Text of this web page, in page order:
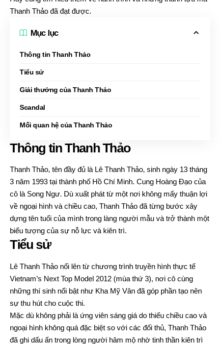
Thanh Thảo đã đạt được.
Mục lục
Thông tin Thanh Thảo
Tiểu sử
Giải thưởng của Thanh Thảo
Scandal
Mối quan hệ của Thanh Thảo
Thông tin Thanh Thảo
Thanh Thảo, tên đầy đủ là Lê Thanh Thảo, sinh ngày 13 tháng
3 năm 1993 tại thành phố Hồ Chí Minh. Cung Hoàng Đạo của
cô là Song Ngư. Dù xuất phát từ một nơi không mấy thuận lợi
về ngoại hình và chiều cao, Thanh Thảo đã từng bước xây
dựng tên tuổi của mình trong làng người mẫu và trở thành một
biểu tượng của sự nỗ lực và kiên trì.
Tiểu sử
Lê Thanh Thảo nổi lên từ chương trình truyền hình thực tế
Vietnam’s Next Top Model 2012 (mùa thứ 3), nơi cô cùng
những thí sinh nổi bật như Kha Mỹ Vân đã góp phần tạo nên
sự thu hút cho cuộc thi.
Mặc dù không phải là ứng viên sáng giá do thiếu chiều cao và
ngoại hình không quá đặc biệt so với các đối thủ, Thanh Thảo
đã ghi dấu ấn trong lòng người hâm mộ nhờ tinh thần kiên trì